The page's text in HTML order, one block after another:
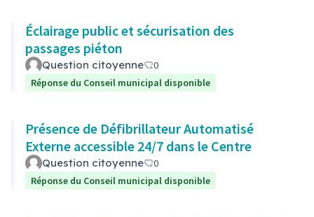
Éclairage public et sécurisation des
passages piéton
Question citoyenne
0
Réponse du Conseil municipal disponible
Présence de Défibrillateur Automatisé
Externe accessible 24/7 dans le Centre
Question citoyenne
0
Réponse du Conseil municipal disponible